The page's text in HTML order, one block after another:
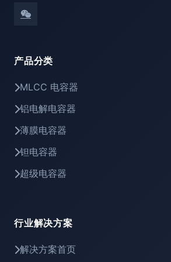
产品分类
MLCC 电容器
铝电解电容器
薄膜电容器
钽电容器
超级电容器
行业解决方案
解决方案首页